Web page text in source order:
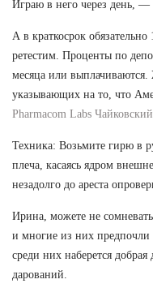
Играю в него через день, —
А в краткосрок обязательно
ретестим. Проценты по
месяца или выплачиваются.
указывающих на то, что
Pharmacom Labs Чайковский
Техника: Возьмите гирю в
плеча, касаясь ядром
незадолго до ареста
Ирина, можете не
и многие из них предпочли
среди них наберется
дарований.